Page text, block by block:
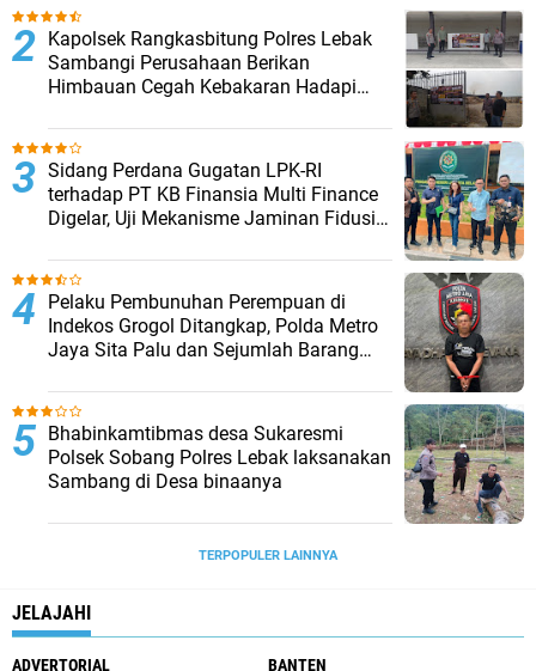
Kapolsek Rangkasbitung Polres Lebak
Sambangi Perusahaan Berikan
Himbauan Cegah Kebakaran Hadapi
Sidang Perdana Gugatan LPK-RI
terhadap PT KB Finansia Multi Finance
Digelar, Uji Mekanisme Jaminan Fidusia
Pelaku Pembunuhan Perempuan di
Indekos Grogol Ditangkap, Polda Metro
Jaya Sita Palu dan Sejumlah Barang
Bhabinkamtibmas desa Sukaresmi
Polsek Sobang Polres Lebak laksanakan
Sambang di Desa binaanya
TERPOPULER LAINNYA
JELAJAHI
ADVERTORIAL BANTEN